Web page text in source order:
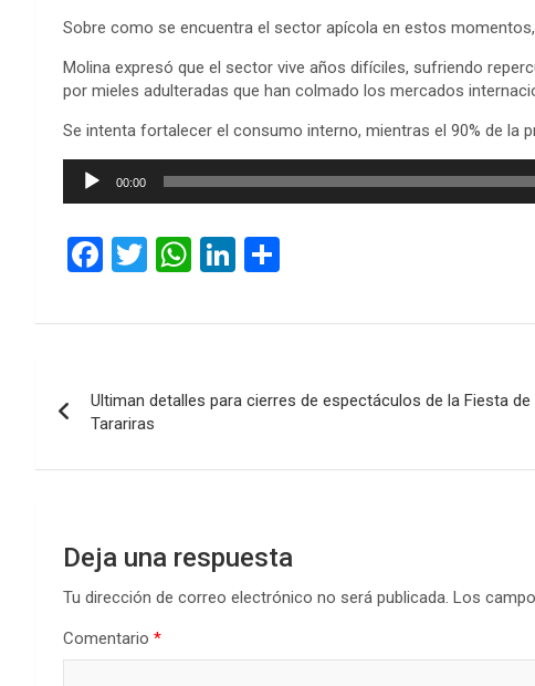
Sobre como se encuentra el sector apícola en estos
Molina expresó que el sector vive años difíciles, sufriendo
por mieles adulteradas que han colmado los mercados
Se intenta fortalecer el consumo interno, mientras el 90% de
Reproductor
00:00
F
ce
o
o
k
T
tt
W
at
A
p
Li
ke
n
m
ar
de
entradas
Ultiman detalles para cierres de espectáculos de la Fiesta de
Tarariras
Deja una respuesta
Tu dirección de correo electrónico no será publicada. Los
Comentario *